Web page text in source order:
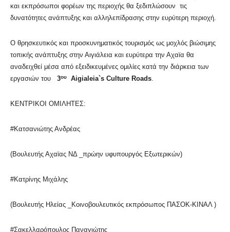
και εκπρόσωποι φορέων της περιοχής θα ξεδιπλώσουν τις
δυνατότητες ανάπτυξης και αλληλεπίδρασης στην ευρύτερη περιοχή.
Ο θρησκευτικός και προσκυνηματικός τουρισμός ως μοχλός βιώσιμης
τοπικής ανάπτυξης στην Αιγιάλεια και ευρύτερα την Αχαϊα θα
αναδειχθεί μέσα από εξειδικευμένες ομιλίες κατά την διάρκεια των
εργασιών του 3ου Aigialeia`s Culture Roads.
ΚΕΝΤΡΙΚΟΙ ΟΜΙΛΗΤΕΣ:
#Κατσανιώτης Ανδρέας
(Βουλευτής Αχαϊας ΝΔ _πρώην υφυπουργός Εξωτερικών)
#Κατρίνης Μιχάλης
(Βουλευτής Ηλείας _Κοινοβουλευτικός εκπρόσωπος ΠΑΣΟΚ-ΚΙΝΑΛ )
#Σακελλαρόπουλος Παναγιώτης